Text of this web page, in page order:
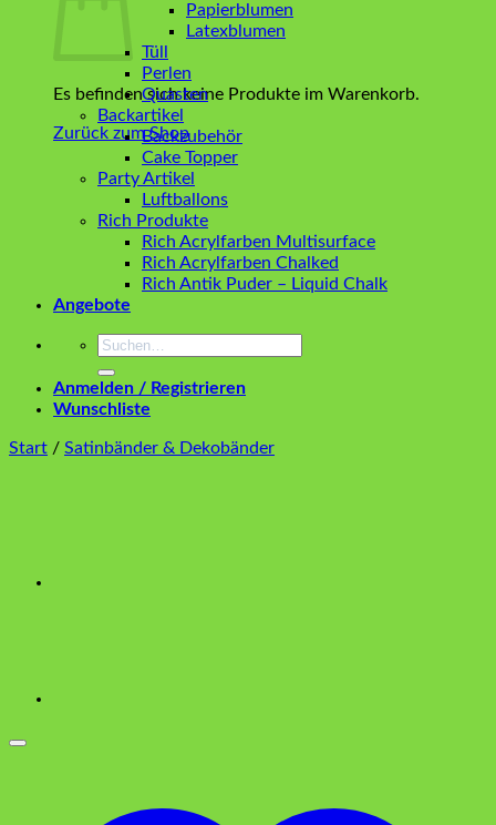
Es befinden sich keine Produkte im Warenkorb.
Zurück zum Shop
Papierblumen
Latexblumen
Tüll
Perlen
Quasten
Backartikel
Backzubehör
Cake Topper
Party Artikel
Luftballons
Rich Produkte
Rich Acrylfarben Multisurface
Rich Acrylfarben Chalked
Rich Antik Puder – Liquid Chalk
Angebote
Suchen
Anmelden / Registrieren
Wunschliste
Start / Satinbänder & Dekobänder